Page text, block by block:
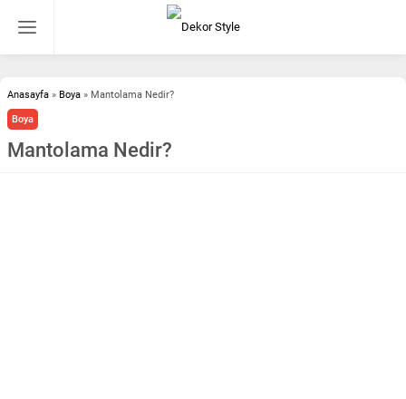
Anasayfa » Boya » Mantolama Nedir?
Boya
Mantolama Nedir?